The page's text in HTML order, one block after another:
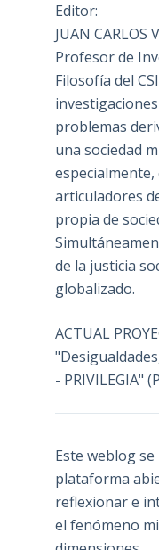
Editor:
JUAN CARLOS
Profesor de
Filosofía del
problemas
una sociedad
articuladores
propia de
de la justicia
globalizado.
ACTUAL
- PRIVILEGIA"
Este weblog
plataforma
reflexionar e
el fenómeno